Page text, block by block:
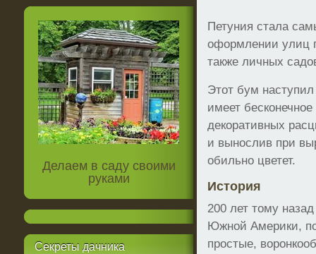
Петуния стала
оформлении улиц
также личных
Этот бум
имеет
декоративных
и вынослив при
обильно цветет.
История
200 лет тому
Южной Америки,
простые,
Делаем в саду своими
руками
Секреты дачника